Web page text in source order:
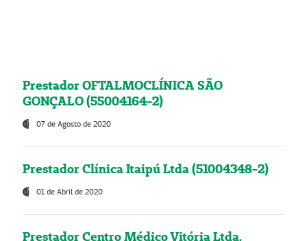
Prestador OFTALMOCLÍNICA SÃO
GONÇALO (55004164-2)
07 de Agosto de 2020
Prestador Clínica Itaipú Ltda (51004348-2)
01 de Abril de 2020
Prestador Centro Médico Vitória Ltda,